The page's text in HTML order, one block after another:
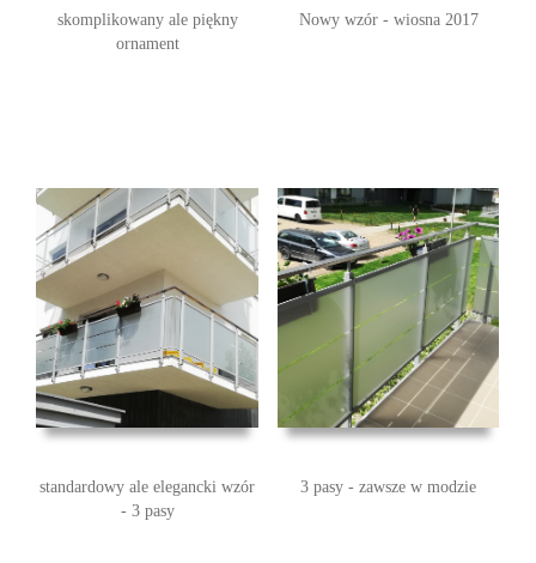
skomplikowany ale piękny
ornament
Nowy wzór - wiosna 2017
standardowy ale elegancki wzór
- 3 pasy
3 pasy - zawsze w modzie